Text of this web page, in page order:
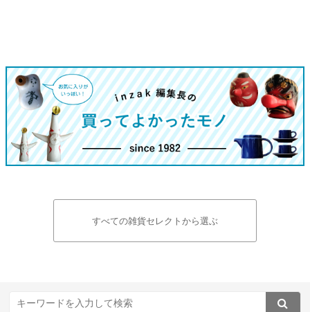
すべての雑貨セレクトから選ぶ